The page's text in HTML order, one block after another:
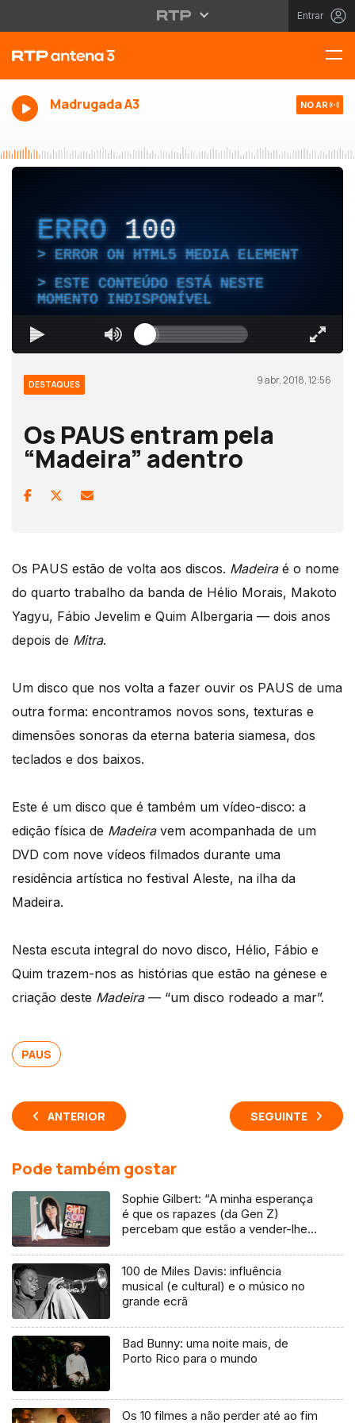
Entrar
Madrugada A3 NO AR
ERRO 100
ERROR ON HTML5 MEDIA ELEMENT
ESTE CONTEÚDO ESTÁ NESTE
MOMENTO INDISPONÍVEL
DESTAQUES 9 abr, 2018, 12:56
Os PAUS entram pela
“Madeira” adentro
Os PAUS estão de volta aos discos. Madeiraé o nome
do quarto trabalho da banda de Hélio Morais, Makoto
Yagyu, Fábio Jevelim e Quim Albergaria — dois anos
depois de Mitra.
Um disco que nos volta a fazer ouvir os PAUS de uma
outra forma: encontramos novos sons, texturas e
dimensões sonoras da eterna bateria siamesa, dos
teclados e dos baixos.
Este é um disco que é também um vídeo-disco: a
edição física de Madeiravem acompanhada de um
DVD com nove vídeos filmados durante uma
residência artística no festival Aleste, na ilha da
Madeira.
Nesta escuta integral do novo disco, Hélio, Fábio e
Quim trazem-nos as histórias que estão na génese e
criação deste Madeira— “um disco rodeado a mar”.
PAUS
ANTERIOR SEGUINTE
Pode também gostar
Sophie Gilbert: “A minha esperança
é que os rapazes (da Gen Z)
percebam que estão a vender-lhes
100 de Miles Davis: influência
musical (e cultural) e o músico no
grande ecrã
Bad Bunny: uma noite mais, de
Porto Rico para o mundo
Os 10 filmes a não perder até ao fim